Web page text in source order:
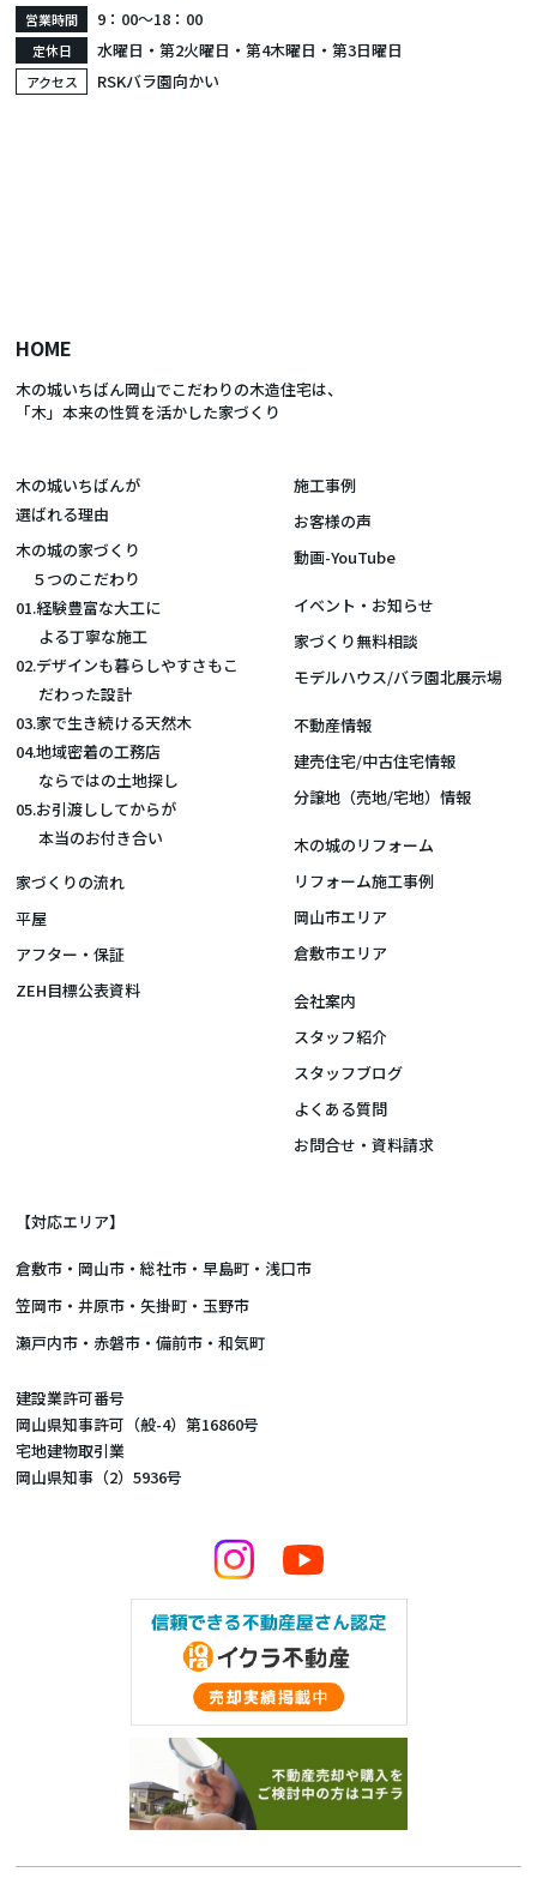
営業時間 9：00〜18：00
定休日 水曜日・第2火曜日・第4木曜日・第3日曜日
アクセス RSKバラ園向かい
HOME
木の城いちばん岡山でこだわりの木造住宅は、
「木」本来の性質を活かした家づくり
木の城いちばんが
選ばれる理由
木の城の家づくり
５つのこだわり
01.経験豊富な大工に
よる丁寧な施工
02.デザインも暮らしやすさもこ
だわった設計
03.家で生き続ける天然木
04.地域密着の工務店
ならではの土地探し
05.お引渡ししてからが
本当のお付き合い
家づくりの流れ
平屋
アフター・保証
ZEH目標公表資料
施工事例
お客様の声
動画-YouTube
イベント・お知らせ
家づくり無料相談
モデルハウス/バラ園北展示場
不動産情報
建売住宅/中古住宅情報
分譲地（売地/宅地）情報
木の城のリフォーム
リフォーム施工事例
岡山市エリア
倉敷市エリア
会社案内
スタッフ紹介
スタッフブログ
よくある質問
お問合せ・資料請求
【対応エリア】
倉敷市 ・ 岡山市 ・総社市・早島町・浅口市
笠岡市・井原市・矢掛町・玉野市
瀬戸内市・赤磐市・備前市・和気町
建設業許可番号
岡山県知事許可（般-4）第16860号
宅地建物取引業
岡山県知事（2）5936号